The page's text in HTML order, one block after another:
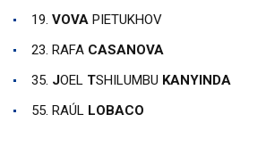
19. VOVA PIETUKHOV
23. RAFA CASANOVA
35. JOEL TSHILUMBU KANYINDA
55. RAÚL LOBACO